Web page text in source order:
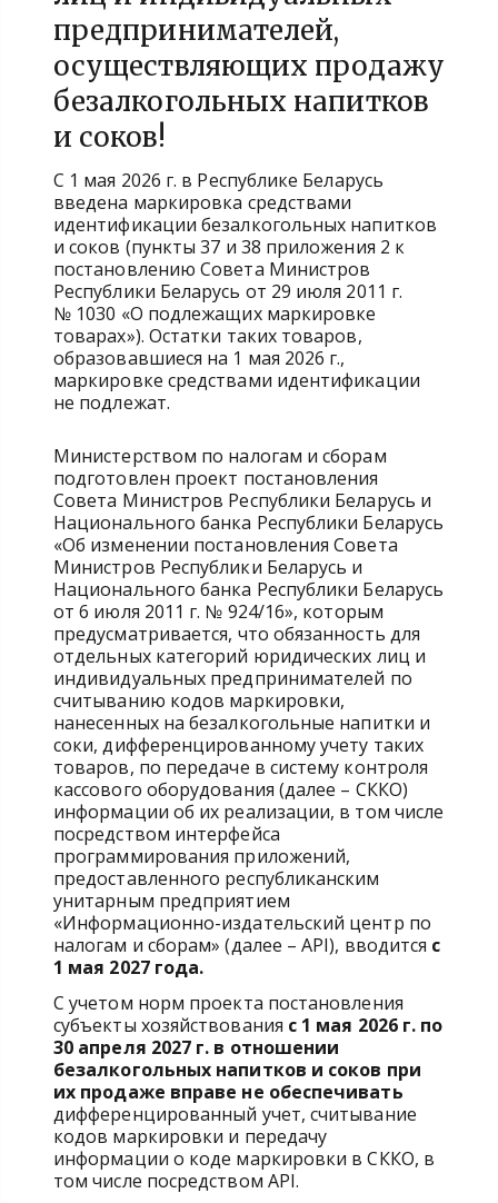
предпринимателей,
осуществляющих продажу
безалкогольных напитков
и соков!
С 1 мая 2026 г. в Республике Беларусь
введена маркировка средствами
идентификации безалкогольных напитков
и соков (пункты 37 и 38 приложения 2 к
постановлению Совета Министров
Республики Беларусь от 29 июля 2011 г.
№ 1030 «О подлежащих маркировке
товарах»). Остатки таких товаров,
образовавшиеся на 1 мая 2026 г.,
маркировке средствами идентификации
не подлежат.
Министерством по налогам и сборам
подготовлен проект постановления
Совета Министров Республики Беларусь и
Национального банка Республики Беларусь
«Об изменении постановления Совета
Министров Республики Беларусь и
Национального банка Республики Беларусь
от 6 июля 2011 г. № 924/16», которым
предусматривается, что обязанность для
отдельных категорий юридических лиц и
индивидуальных предпринимателей по
считыванию кодов маркировки,
нанесенных на безалкогольные напитки и
соки, дифференцированному учету таких
товаров, по передаче в систему контроля
кассового оборудования (далее – СККО)
информации об их реализации, в том числе
посредством интерфейса
программирования приложений,
предоставленного республиканским
унитарным предприятием
«Информационно-издательский центр по
налогам и сборам» (далее – API), вводится с
1 мая 2027 года.
С учетом норм проекта постановления
субъекты хозяйствования с 1 мая 2026 г. по
30 апреля 2027 г. в отношении
безалкогольных напитков и соков при
их продаже вправе не обеспечивать
дифференцированный учет, считывание
кодов маркировки и передачу
информации о коде маркировки в СККО, в
том числе посредством API.